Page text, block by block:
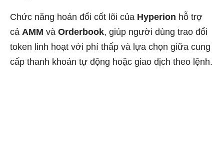
Chức năng hoán đổi cốt lõi của Hyperion hỗ trợ
cả AMM và Orderbook, giúp người dùng trao đổi
token linh hoạt với phí thấp và lựa chọn giữa cung
cấp thanh khoản tự động hoặc giao dịch theo lệnh.